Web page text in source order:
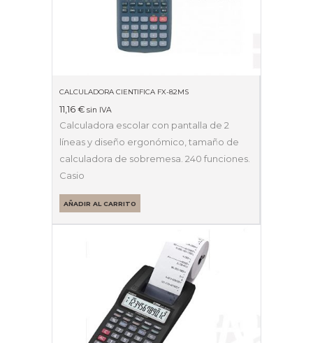
CALCULADORA CIENTIFICA FX-82MS
11,16 € sin IVA
Calculadora escolar con pantalla de 2
líneas y diseño ergonómico, tamaño de
calculadora de sobremesa. 240 funciones.
Casio
AÑADIR AL CARRITO